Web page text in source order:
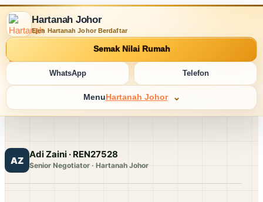
Hartanah Johor
Ejen Hartanah Johor Berdaftar
Semak Nilai Rumah
WhatsApp Telefon
Menu Hartanah Johor
AZ
Adi Zaini · REN27528
Senior Negotiator · Hartanah Johor